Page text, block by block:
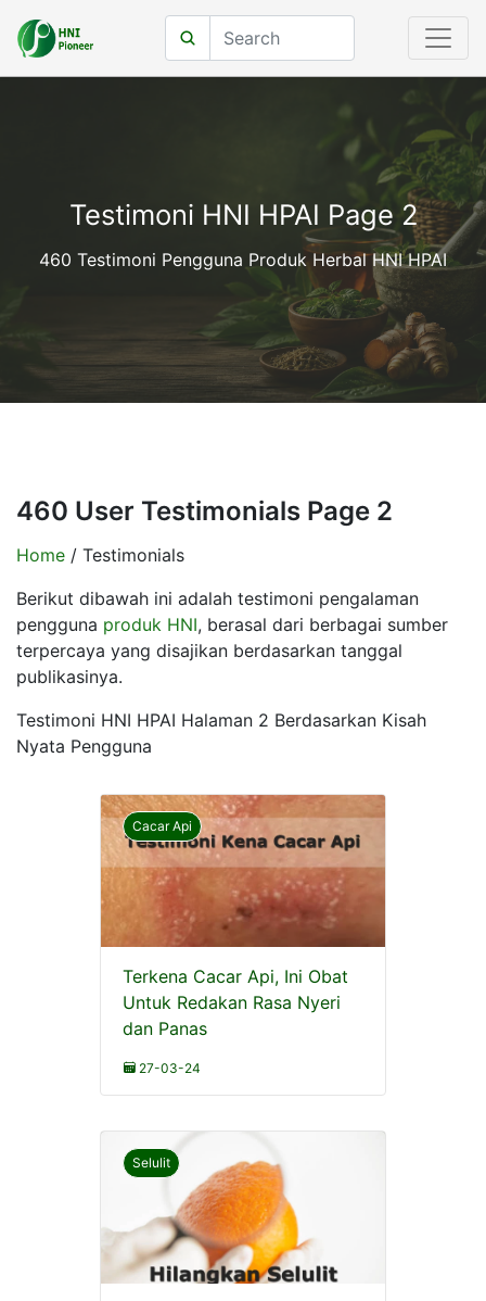
Testimoni HNI HPAI Page 2
460 Testimoni Pengguna Produk Herbal HNI HPAI
460 User Testimonials Page 2
Home / Testimonials
Berikut dibawah ini adalah testimoni pengalaman
pengguna produk HNI, berasal dari berbagai sumber
terpercaya yang disajikan berdasarkan tanggal
publikasinya.
Testimoni HNI HPAI Halaman 2 Berdasarkan Kisah
Nyata Pengguna
Cacar Api
Terkena Cacar Api, Ini Obat
Untuk Redakan Rasa Nyeri
dan Panas
27-03-24
Selulit